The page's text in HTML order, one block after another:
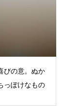
びの意。ぬか
っぽけなもの